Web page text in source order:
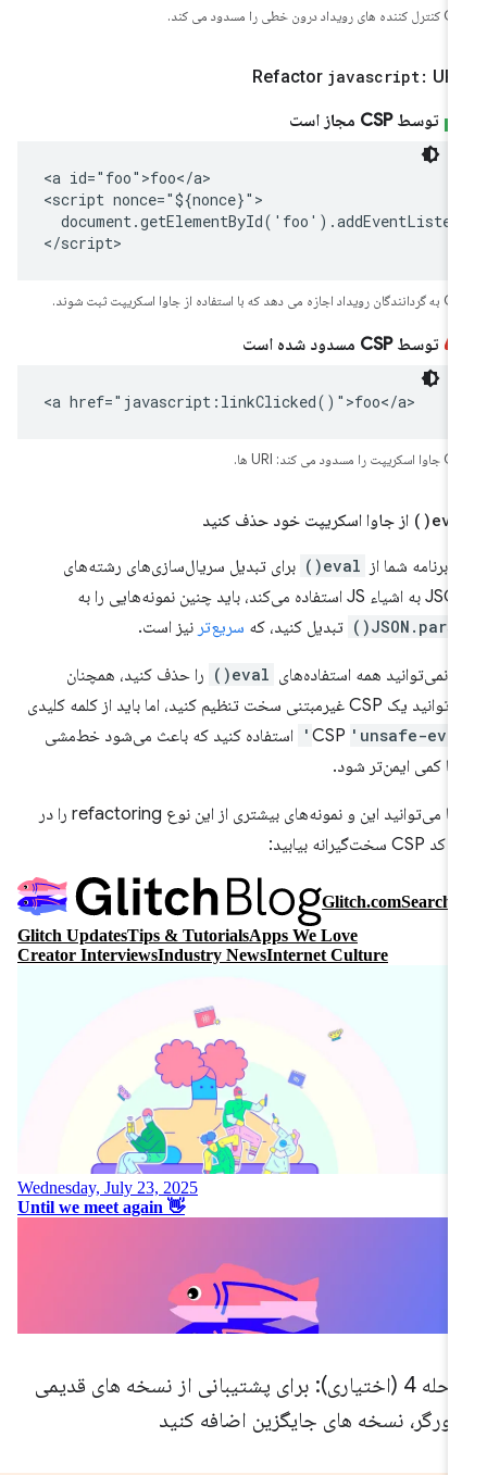
Refactorjavascript:
توسط CSP مجاز است
<a id="foo">foo</a>
<script nonce="${nonce}">
</script>
توسط CSP مسدود شده است
<a href="javascript:linkClicked()">foo</a>
)از جاوا اسکریپت خود حذف کنید
برنامه شما از eval()
برای تبدیل سریال‌سازی‌های رشته‌های
تبدیل کنید، که سریع‌ترنیز است.
نمی‌توانید همه استفاده‌های eval()
را حذف کنید، همچنان
می‌توانید یک CSP غیرمبتنی سخت تنظیم کنید، اما باید از کلمه کلیدی
CSP'unsafe-
استفاده کنید که باعث می‌شود خط‌مشی
کمی ایمن‌تر شود.
شما می‌توانید این و نمونه‌های بیشتری از این نوع refactoring را در
مرحله 4 (اختیاری): برای پشتیبانی از نسخه های قدیمی
نسخه های جایگزین اضافه کنید